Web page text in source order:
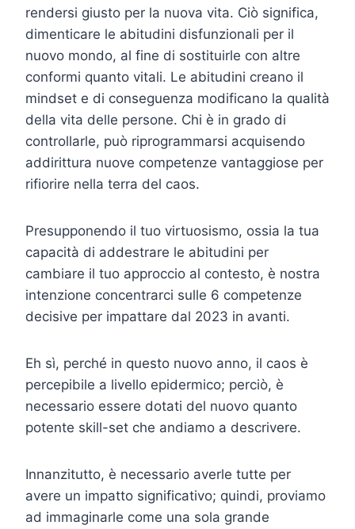
rendersi giusto per la nuova vita. Ciò significa,
dimenticare le abitudini disfunzionali per il
nuovo mondo, al fine di sostituirle con altre
conformi quanto vitali. Le abitudini creano il
mindset e di conseguenza modificano la qualità
della vita delle persone. Chi è in grado di
controllarle, può riprogrammarsi acquisendo
addirittura nuove competenze vantaggiose per
rifiorire nella terra del caos.
Presupponendo il tuo virtuosismo, ossia la tua
capacità di addestrare le abitudini per
cambiare il tuo approccio al contesto, è nostra
intenzione concentrarci sulle 6 competenze
decisive per impattare dal 2023 in avanti.
Eh sì, perché in questo nuovo anno, il caos è
percepibile a livello epidermico; perciò, è
necessario essere dotati del nuovo quanto
potente skill-set che andiamo a descrivere.
Innanzitutto, è necessario averle tutte per
avere un impatto significativo; quindi, proviamo
ad immaginarle come una sola grande